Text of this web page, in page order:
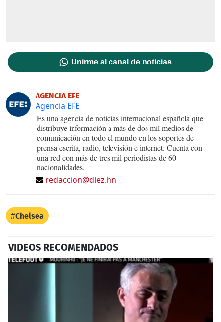
Unirme al canal de noticias
AGENCIA EFE
Agencia EFE
Es una agencia de noticias internacional española que
distribuye información a más de dos mil medios de
comunicación en todo el mundo en los soportes de
prensa escrita, radio, televisión e internet. Cuenta con
una red con más de tres mil periodistas de 60
nacionalidades.
redaccion@diez.hn
Chelsea
VIDEOS RECOMENDADOS